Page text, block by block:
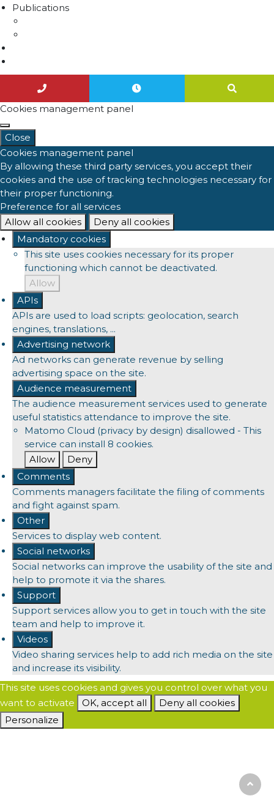
Publications
Cookies management panel
Close
Cookies management panel
By allowing these third party services, you accept their
cookies and the use of tracking technologies necessary for
their proper functioning.
Preference for all services
Allow all cookies
Deny all cookies
Mandatory cookies
This site uses cookies necessary for its proper
functioning which cannot be deactivated.
Allow
APIs
APIs are used to load scripts: geolocation, search
engines, translations, ...
Advertising network
Ad networks can generate revenue by selling
advertising space on the site.
Audience measurement
The audience measurement services used to generate
useful statistics attendance to improve the site.
Matomo Cloud (privacy by design) disallowed - This
service can install 8 cookies.
Allow
Deny
Comments
Comments managers facilitate the filing of comments
and fight against spam.
Other
Services to display web content.
Social networks
Social networks can improve the usability of the site and
help to promote it via the shares.
Support
Support services allow you to get in touch with the site
team and help to improve it.
Videos
Video sharing services help to add rich media on the site
and increase its visibility.
This site uses cookies and gives you control over what you
want to activate
OK, accept all
Deny all cookies
Personalize